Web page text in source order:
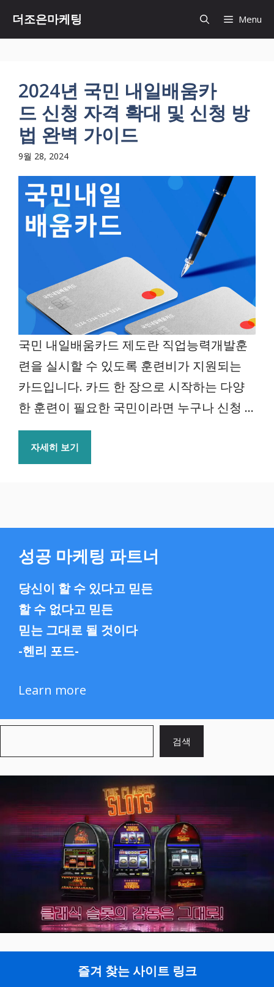
더조은마케팅 Menu
2024년 국민 내일배움카
드 신청 자격 확대 및 신청 방
법 완벽 가이드
9월 28, 2024
국민 내일배움카드 제도란 직업능력개발훈
련을 실시할 수 있도록 훈련비가 지원되는
카드입니다. 카드 한 장으로 시작하는 다양
한 훈련이 필요한 국민이라면 누구나 신청 ...
자세히 보기
성공 마케팅 파트너
당신이 할 수 있다고 믿든
할 수 없다고 믿든
믿는 그대로 될 것이다
-헨리 포드-
Learn more
색
검색
즐겨 찾는 사이트 링크